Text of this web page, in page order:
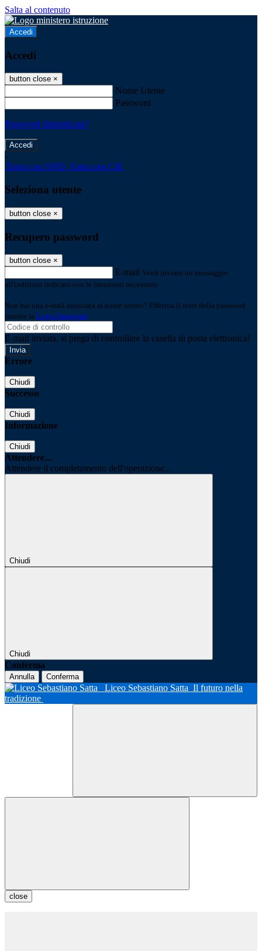
Salta al contenuto
Accedi
Accedi
button close ×
Nome Utente
Password
Password dimenticata?
-
Entra con SPID Entra con CIE
Seleziona utente
button close ×
Recupero password
button close ×
E-mail Verrà inviato un messaggio
all'indirizzo indicato con le istruzioni necessarie.
Non hai una e-mail associata al nome utente? Effettua il reset della password
tramite la Login Spaggiari
E-mail inviata, si prega di controllare la casella di posta elettronica!
Errore
Chiudi
Successo
Chiudi
Informazione
Chiudi
Attendere...
Attendere il completamento dell'operazione...
Chiudi
Chiudi
Conferma
Annulla Conferma
Liceo Sebastiano Satta Il futuro nella
tradizione
close